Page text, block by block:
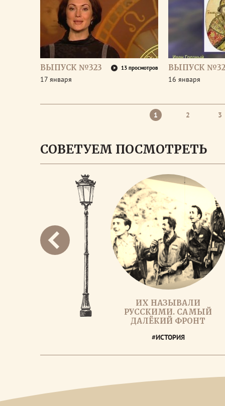
ВЫПУСК №323 13 просмотров
17 января
ВЫПУСК
16 января
1 2 3
СОВЕТУЕМ ПОСМОТРЕТЬ
ИХ НАЗЫВАЛИ
РУССКИМИ. САМЫЙ
ДАЛЁКИЙ ФРОНТ
#ИСТОРИЯ